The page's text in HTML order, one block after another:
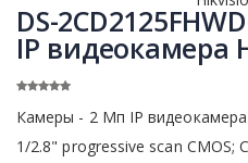
DS-
IP видеокамера
Камеры - 2 Мп IP
1/2.8" progressive scan